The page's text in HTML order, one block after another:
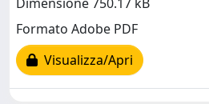
Formato Adobe PDF
Visualizza/Apri